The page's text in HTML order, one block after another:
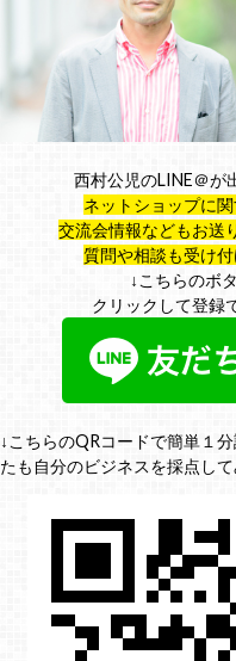
西村公児のLINE＠が
ネットショップに関
交流会情報などもお送
質問や相談も受け
↓こちらのボ
クリックして登録
↓こちらのQRコードで簡単１
たも自分のビジネスを採点し